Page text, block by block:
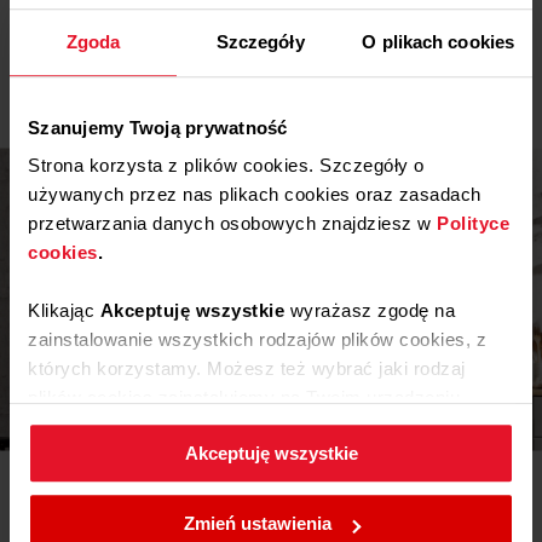
Zgoda Szczegóły O plikach cookies
Szanujemy Twoją prywatność
Strona korzysta z plików cookies. Szczegóły o
używanych przez nas plikach cookies oraz zasadach
przetwarzania danych osobowych znajdziesz w Polityce
cookies.
Klikając Akceptuję wszystkie wyrażasz zgodę na
zainstalowanie wszystkich rodzajów plików cookies, z
których korzystamy. Możesz też wybrać jaki rodzaj
klikającZmień ustawienia.
W każdej chwili możesz zmienić wybrane przez Ciebie
ustawienia plików cookies wchodząc w zakładkę
Akceptuję wszystkie
Zmień ustawienia
Ostrzeżenia i informacje dotyczące
bezpieczeństwa
Pobierz
Skrócona instrukcja obsługi Pobierz
Instrukcja obsługi
Pokaż więcej
Inspiracje
Potrzebujesz porady? Chcesz trochę więcej poczytać o
różnego rodzaju rozwiązaniach lub sprzęcie? Wejdź do
naszego świata inspiracji - tam znajdziesz wszystko, co